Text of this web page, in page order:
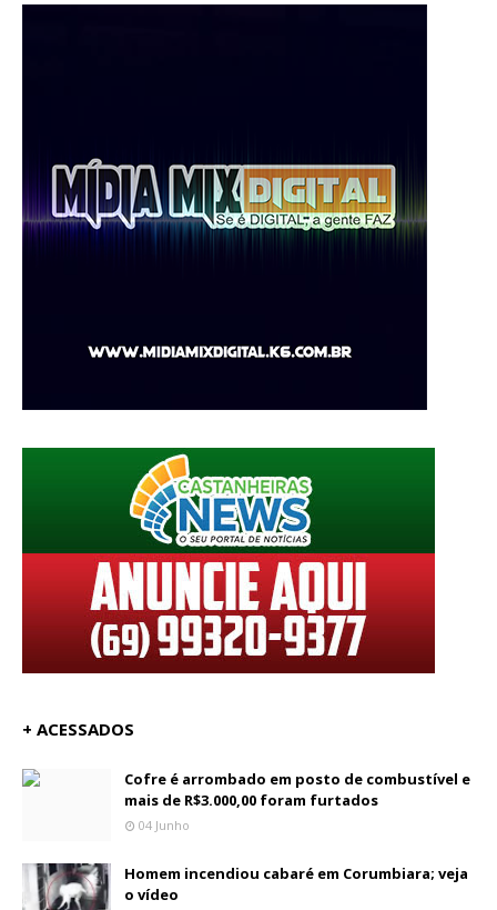
+ ACESSADOS
Cofre é arrombado em posto de combustível e
mais de R$3.000,00 foram furtados
04 Junho
Homem incendiou cabaré em Corumbiara; veja
o vídeo